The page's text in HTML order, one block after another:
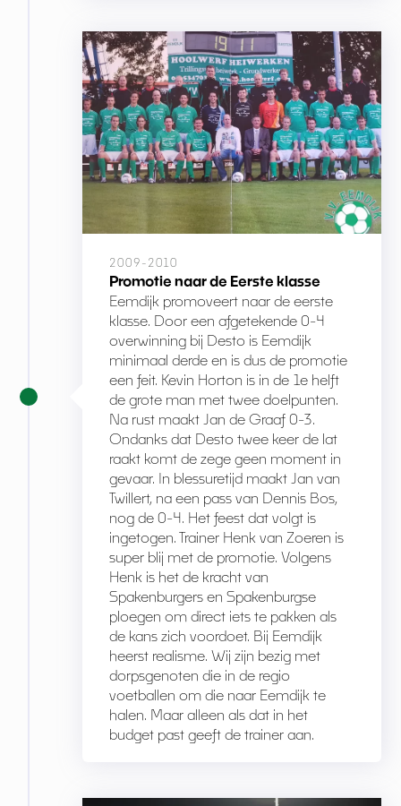
2009-2010
Promotie naar de Eerste klasse
Eemdijk promoveert naar de eerste
klasse. Door een afgetekende 0-4
overwinning bij Desto is Eemdijk
minimaal derde en is dus de promotie
een feit. Kevin Horton is in de 1e helft
de grote man met twee doelpunten.
Na rust maakt Jan de Graaf 0-3.
Ondanks dat Desto twee keer de lat
raakt komt de zege geen moment in
gevaar. In blessuretijd maakt Jan van
Twillert, na een pass van Dennis Bos,
nog de 0-4. Het feest dat volgt is
ingetogen. Trainer Henk van Zoeren is
super blij met de promotie. Volgens
Henk is het de kracht van
Spakenburgers en Spakenburgse
ploegen om direct iets te pakken als
de kans zich voordoet. Bij Eemdijk
heerst realisme. Wij zijn bezig met
dorpsgenoten die in de regio
voetballen om die naar Eemdijk te
halen. Maar alleen als dat in het
budget past geeft de trainer aan.